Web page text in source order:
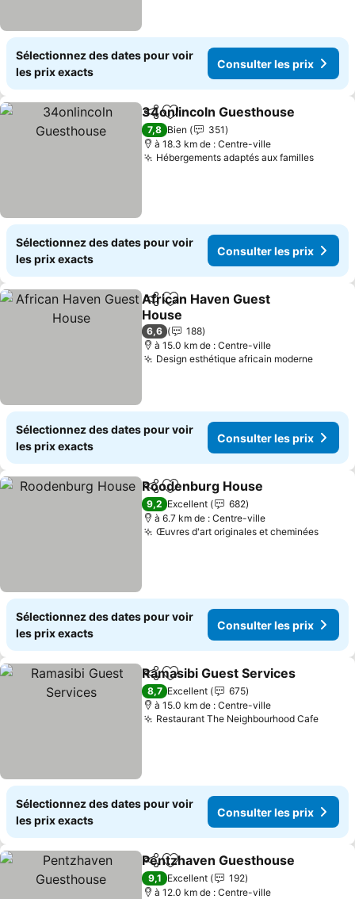
Sélectionnez des dates pour voir
les prix exacts
Consulter les prix
PartagerAjouter à mes favoris
34onlincoln Guesthouse
7,8 Bien
351
à 18.3 km de : Centre-ville
Hébergements adaptés aux familles
Sélectionnez des dates pour voir
les prix exacts
Consulter les prix
PartagerAjouter à mes favoris
African Haven Guest
House
Consulter les prix
6,6
188
à 15.0 km de : Centre-ville
Design esthétique africain moderne
Sélectionnez des dates pour voir
les prix exacts
Consulter les prix
PartagerAjouter à mes favoris
Roodenburg House
9,2 Excellent
682
à 6.7 km de : Centre-ville
Œuvres d'art originales et cheminées
Sélectionnez des dates pour voir
les prix exacts
Consulter les prix
PartagerAjouter à mes favoris
Ramasibi Guest Services
8,7 Excellent
675
à 15.0 km de : Centre-ville
Restaurant The Neighbourhood Cafe
Sélectionnez des dates pour voir
les prix exacts
Consulter les prix
PartagerAjouter à mes favoris
Pentzhaven Guesthouse
9,1 Excellent
192
à 12.0 km de : Centre-ville